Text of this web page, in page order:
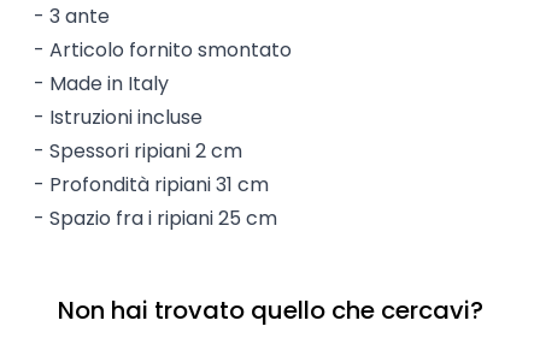
- 3 ante
- Articolo fornito smontato
- Made in Italy
- Istruzioni incluse
- Spessori ripiani 2 cm
- Profondità ripiani 31 cm
- Spazio fra i ripiani 25 cm
Non hai trovato quello che cercavi?